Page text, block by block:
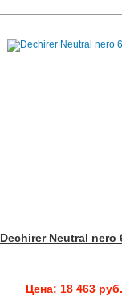
Dechirer Neutral nero
Цена: 18 463 руб.